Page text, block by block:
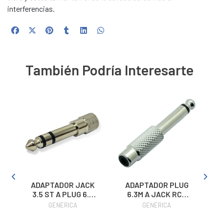
interferencias.
También Podría Interesarte
ADAPTADOR JACK
3.5 ST A PLUG 6.3
ST METALICO
GENÉRICA
ADAPTADOR PLUG
6.3M A JACK RCA
METALICO
GENÉRICA